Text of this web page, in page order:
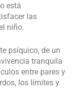
está
las
niño.
psíquico, de un
tranquila
entre pares y
los límites y